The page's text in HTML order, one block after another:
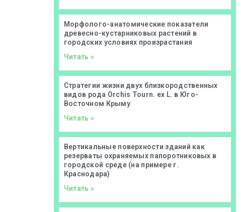
Морфолого-анатомические показатели
древесно-кустарниковых растений в
городских условиях произрастания
Читать »
Стратегии жизни двух близкородственных
видов рода Orchis Tourn. ex L. в Юго-
Восточном Крыму
Читать »
Вертикальные поверхности зданий как
резерваты охраняемых папоротниковых в
городской среде (на примере г.
Краснодара)
Читать »